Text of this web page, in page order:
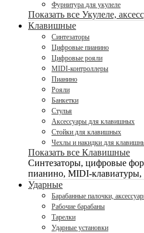
Фурнитура для укулеле
Показать все Укулеле,
Клавишные
Синтезаторы
Цифровые пианино
Цифровые рояли
MIDI-контроллеры
Пианино
Рояли
Банкетки
Стулья
Аксессуары для клавишных
Стойки для клавишных
Чехлы и накидки для
Показать все Клавишные
Синтезаторы, цифровые
пианино, MIDI-
Ударные
Барабанные палочки,
Рабочие барабаны
Тарелки
Ударные установки